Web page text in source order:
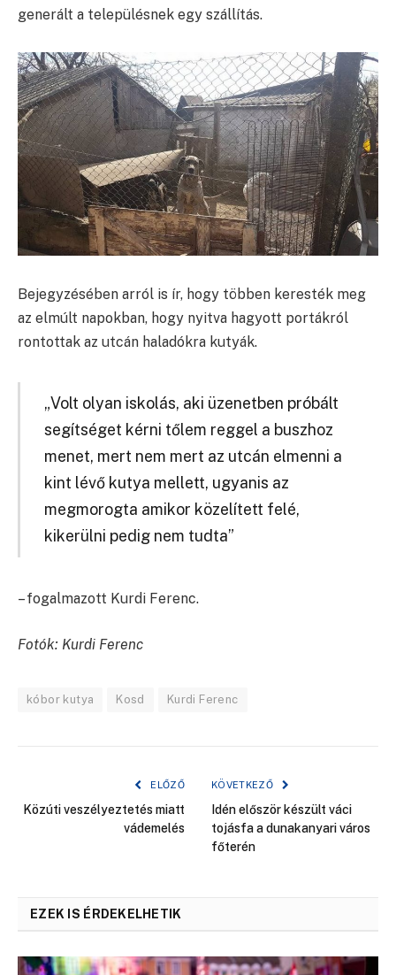
generált a településnek egy szállítás.
Bejegyzésében arról is ír, hogy többen keresték meg
az elmúlt napokban, hogy nyitva hagyott portákról
rontottak az utcán haladókra kutyák.
„Volt olyan iskolás, aki üzenetben próbált
segítséget kérni tőlem reggel a buszhoz
menet, mert nem mert az utcán elmenni a
kint lévő kutya mellett, ugyanis az
megmorogta amikor közelített felé,
kikerülni pedig nem tudta”
– fogalmazott Kurdi Ferenc.
Fotók: Kurdi Ferenc
kóbor kutya Kosd Kurdi Ferenc
ELŐZŐ
Közúti veszélyeztetés miatt
vádemelés
KÖVETKEZŐ
Idén először készült váci
tojásfa a dunakanyari város
főterén
EZEK IS ÉRDEKELHETIK